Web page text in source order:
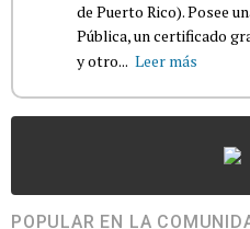
de Puerto Rico). Posee
Pública, un certificado
y otro... Leer más
POPULAR EN LA